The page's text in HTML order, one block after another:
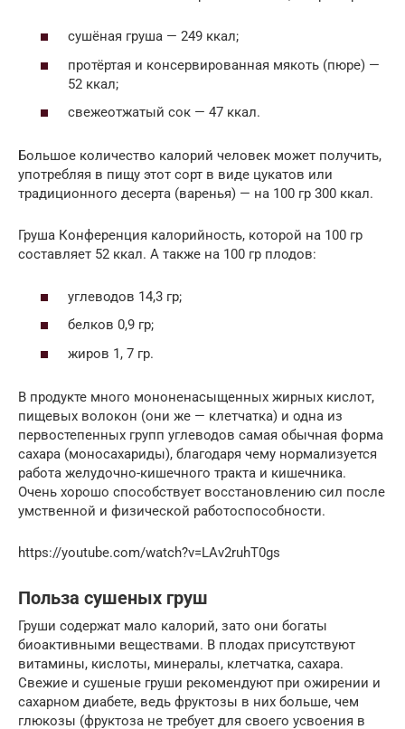
сушёная груша — 249 ккал;
протёртая и консервированная мякоть (пюре) —
52 ккал;
свежеотжатый сок — 47 ккал.
Большое количество калорий человек может получить,
употребляя в пищу этот сорт в виде цукатов или
традиционного десерта (варенья) — на 100 гр 300 ккал.
Груша Конференция калорийность, которой на 100 гр
составляет 52 ккал. А также на 100 гр плодов:
углеводов 14,3 гр;
белков 0,9 гр;
жиров 1, 7 гр.
В продукте много мононенасыщенных жирных кислот,
пищевых волокон (они же — клетчатка) и одна из
первостепенных групп углеводов самая обычная форма
сахара (моносахариды), благодаря чему нормализуется
работа желудочно-кишечного тракта и кишечника.
Очень хорошо способствует восстановлению сил после
умственной и физической работоспособности.
https://youtube.com/watch?v=LAv2ruhT0gs
Польза сушеных груш
Груши содержат мало калорий, зато они богаты
биоактивными веществами. В плодах присутствуют
витамины, кислоты, минералы, клетчатка, сахара.
Свежие и сушеные груши рекомендуют при ожирении и
сахарном диабете, ведь фруктозы в них больше, чем
глюкозы (фруктоза не требует для своего усвоения в